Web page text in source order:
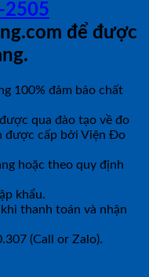
2505
để được
100% đảm bảo chất
qua đào tạo về đo
được cấp bởi Viện Đo
hoặc theo quy định
khẩu.
thanh toán và nhận
(Call or Zalo).